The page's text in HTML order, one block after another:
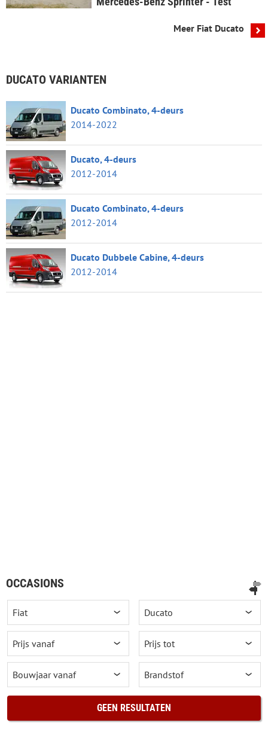
Meer Fiat Ducato
DUCATO VARIANTEN
Ducato Combinato, 4-deurs
2014-2022
Ducato, 4-deurs
2012-2014
Ducato Combinato, 4-deurs
2012-2014
Ducato Dubbele Cabine, 4-deurs
2012-2014
OCCASIONS
GEEN RESULTATEN